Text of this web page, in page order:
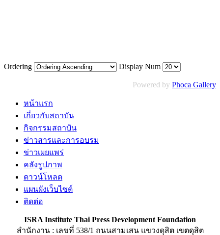
Ordering Display Num
Powered by Phoca Gallery
หน้าแรก
เกี่ยวกับสถาบัน
กิจกรรมสถาบัน
ข่าวสารและการอบรม
ข่าวเผยแพร่
คลังรูปภาพ
ดาวน์โหลด
แผนผังเว็บไซต์
ติดต่อ
ISRA Institute Thai Press Development Foundation
สำนักงาน : เลขที่ 538/1 ถนนสามเสน แขวงดุสิต เขตดุสิต